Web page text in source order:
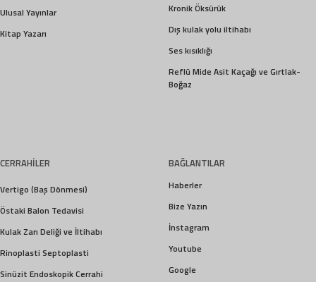
Ulusal Yayınlar
Kitap Yazarı
Kronik Öksürük
Dış kulak yolu iltihabı
Ses kısıklığı
Reflü Mide Asit Kaçağı ve Gırtlak-
Boğaz
CERRAHİLER
Vertigo (Baş Dönmesi)
Östaki Balon Tedavisi
Kulak Zarı Deliği ve İltihabı
Rinoplasti Septoplasti
Sinüzit Endoskopik Cerrahi
BAĞLANTILAR
Haberler
Bize Yazın
İnstagram
Youtube
Google